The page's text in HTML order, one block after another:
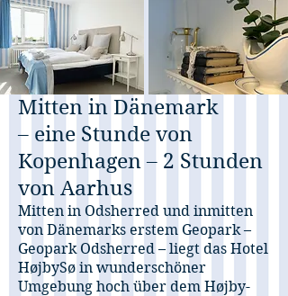
Mitten in Dänemark
– eine Stunde von
Kopenhagen – 2 Stunden
von Aarhus
Mitten in Odsherred und inmitten
von Dänemarks erstem Geopark –
Geopark Odsherred – liegt das Hotel
HøjbySø in wunderschöner
Umgebung hoch über dem Højby-